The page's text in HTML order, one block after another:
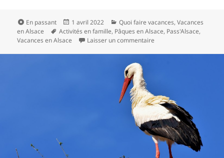
Format
En passant
Publié
le
1 avril 2022 Catégories
Quoi faire vacances,Vacances
en Alsace
Mots-
clés
Activités en famille, Pâques en Alsace, Pass'Alsace,
Vacances en Alsace
Laisser un commentaire